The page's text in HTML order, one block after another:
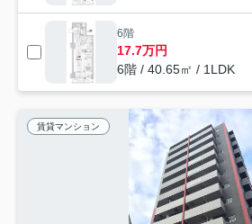
6階
17.7万円
6階 / 40.65㎡ / 1LDK
賃貸マンション